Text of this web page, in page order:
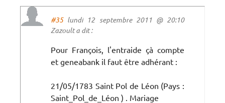
#35lundi 12 septembre 2011 @ 20:10
Zazoult a dit :
Pour François, l'entraide çà compte
et geneabank il faut être adhérant :
21/05/1783 Saint Pol de Léon (Pays :
Saint_Pol_de_Léon ) . Mariage